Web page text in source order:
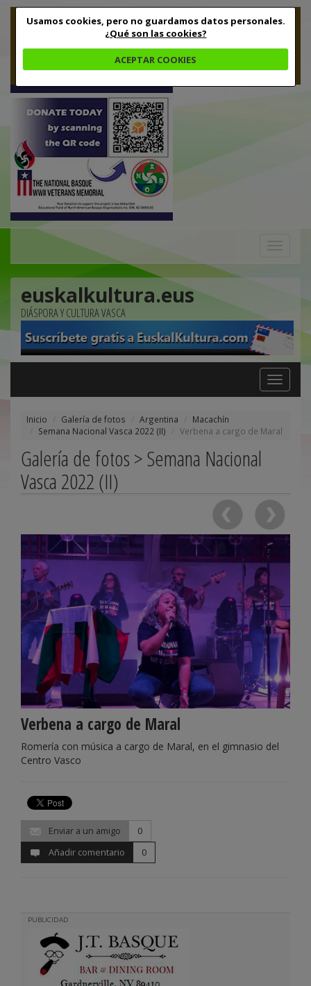
Usamos cookies, pero no guardamos datos personales.
¿Qué son las cookies?
ACEPTAR COOKIES
euskalkultura.eus
DIÁSPORA Y CULTURA VASCA
Toggle
navigation
Inicio Galería de fotos Argentina
Macachín
Semana Nacional Vasca 2022 (II)
Verbena a cargo de Maral
Galería de fotos > Semana Nacional
Vasca 2022 (II)
Verbena a cargo de Maral
Romería con música a cargo de Maral, en el gimnasio del
Centro Vasco
Enviar a un amigo
0
Añadir comentario
0
PUBLICIDAD